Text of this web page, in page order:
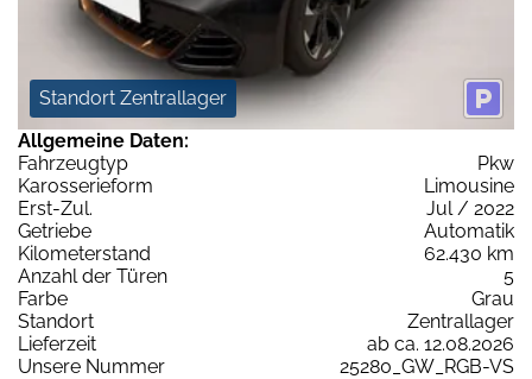
Standort Zentrallager
Allgemeine Daten:
Fahrzeugtyp
Pkw
Karosserieform
Limousine
Erst-Zul.
Jul / 2022
Getriebe
Automatik
Kilometerstand
62.430 km
Anzahl der Türen
5
Farbe
Grau
Standort
Zentrallager
Lieferzeit
ab ca. 12.08.2026
Unsere Nummer
25280_GW_RGB-VS